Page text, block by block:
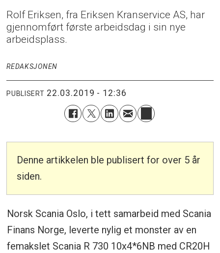
Rolf Eriksen, fra Eriksen Kranservice AS, har
gjennomført første arbeidsdag i sin nye
arbeidsplass.
REDAKSJONEN
PUBLISERT 22.03.2019 - 12:36
Denne artikkelen ble publisert for over 5 år
siden.
Norsk Scania Oslo, i tett samarbeid med Scania
Finans Norge, leverte nylig et monster av en
femakslet Scania R 730 10x4*6NB med CR20H